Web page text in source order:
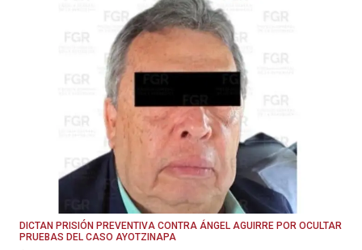
DICTAN PRISIÓN PREVENTIVA CONTRA ÁNGEL AGUIRRE POR OCULTAR
PRUEBAS DEL CASO AYOTZINAPA